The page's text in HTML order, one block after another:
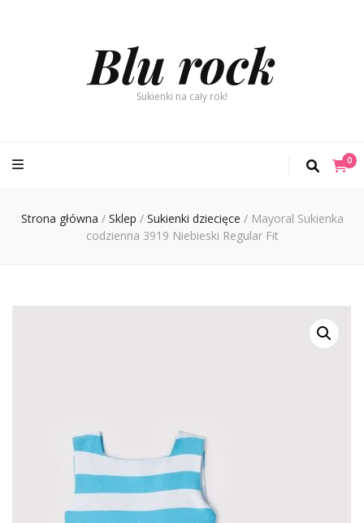
Blu rock
Sukienki na cały rok!
0
Strona główna / Sklep / Sukienki dziecięce / Mayoral Sukienka
codzienna 3919 Niebieski Regular Fit